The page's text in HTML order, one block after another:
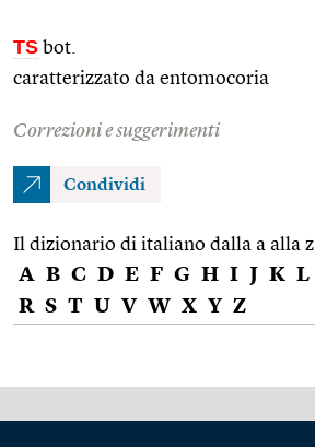
TS bot.
caratterizzato da entomocoria
Correzioni e suggerimenti
Condividi
Il dizionario di italiano dalla a alla z
A B C D E F G H I J K L
R S T U V W X Y Z